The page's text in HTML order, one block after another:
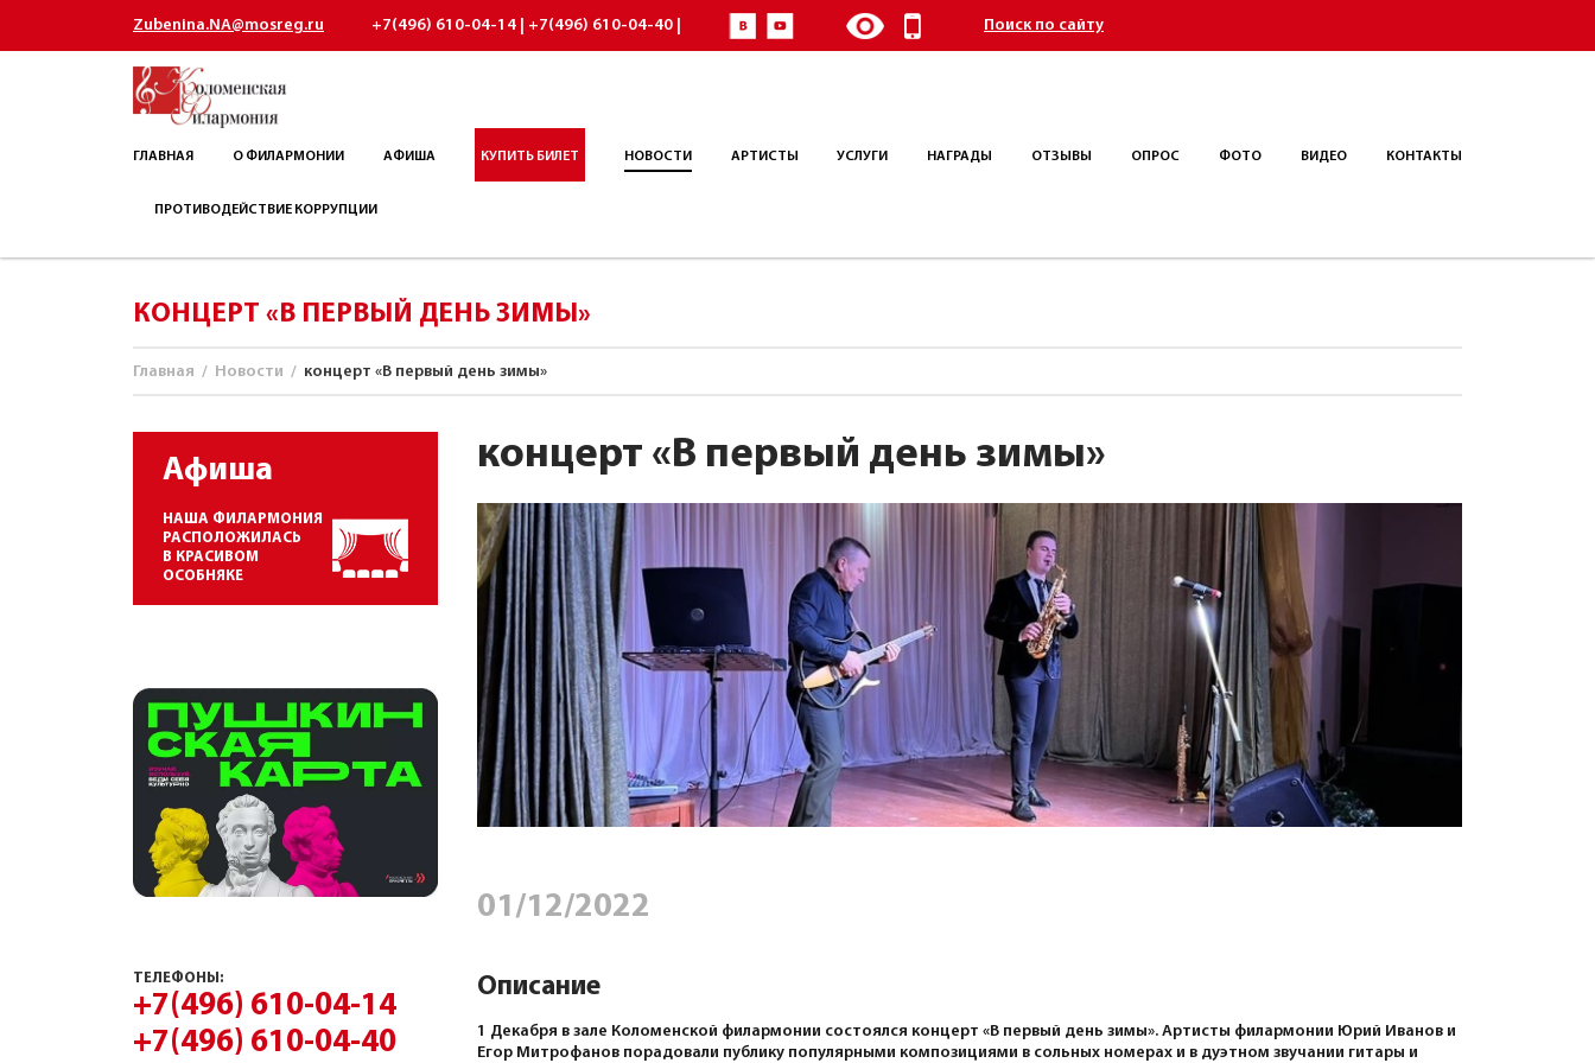
Zubenina.NA@mosreg.ru +7(496) 610-04-14 | +7(496) 610-04-40 | Поиск по сайту
ГЛАВНАЯ О ФИЛАРМОНИИ АФИША КУПИТЬ БИЛЕТ НОВОСТИ АРТИСТЫ УСЛУГИ НАГРАДЫ ОТЗЫВЫ ОПРОС ФОТО ВИДЕО КОНТАКТЫ
ПРОТИВОДЕЙСТВИЕ КОРРУПЦИИ
КОНЦЕРТ «В ПЕРВЫЙ ДЕНЬ ЗИМЫ»
Главная / Новости / концерт «В первый день зимы»
концерт «В первый день зимы»
01/12/2022
Описание
1 Декабря в зале Коломенской филармонии состоялся концерт «В первый день зимы». Артисты филармонии Юрий Иванов и
Егор Митрофанов порадовали публику популярными композициями в сольных номерах и в дуэтном звучании гитары и
Афиша
НАША ФИЛАРМОНИЯ
РАСПОЛОЖИЛАСЬ
В КРАСИВОМ
ОСОБНЯКЕ
ТЕЛЕФОНЫ:
+7(496) 610-04-14
+7(496) 610-04-40